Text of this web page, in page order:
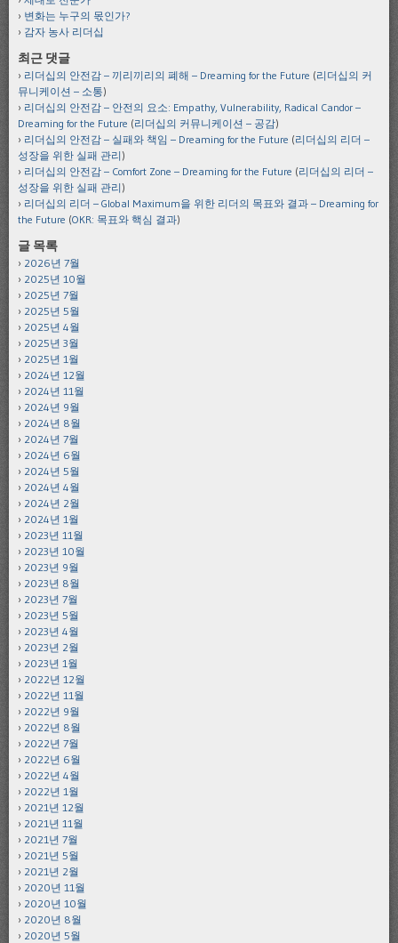
변화는 누구의 몫인가?
감자 농사 리더십
최근 댓글
리더십의 안전감 – 끼리끼리의 폐해 – Dreaming for the Future (리더십의 커
뮤니케이션 – 소통)
리더십의 안전감 – 안전의 요소: Empathy, Vulnerability, Radical Candor –
Dreaming for the Future (리더십의 커뮤니케이션 – 공감)
리더십의 안전감 – 실패와 책임 – Dreaming for the Future (리더십의 리더 –
성장을 위한 실패 관리)
리더십의 안전감 – Comfort Zone – Dreaming for the Future (리더십의 리더 –
성장을 위한 실패 관리)
리더십의 리더 – Global Maximum을 위한 리더의 목표와 결과 – Dreaming for
the Future (OKR: 목표와 핵심 결과)
글 목록
2026년 7월
2025년 10월
2025년 7월
2025년 5월
2025년 4월
2025년 3월
2025년 1월
2024년 12월
2024년 11월
2024년 9월
2024년 8월
2024년 7월
2024년 6월
2024년 5월
2024년 4월
2024년 2월
2024년 1월
2023년 11월
2023년 10월
2023년 9월
2023년 8월
2023년 7월
2023년 5월
2023년 4월
2023년 2월
2023년 1월
2022년 12월
2022년 11월
2022년 9월
2022년 8월
2022년 7월
2022년 6월
2022년 4월
2022년 1월
2021년 12월
2021년 11월
2021년 7월
2021년 5월
2021년 2월
2020년 11월
2020년 10월
2020년 8월
2020년 5월